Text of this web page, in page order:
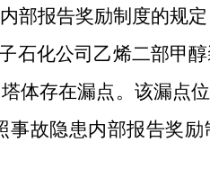
部报告奖励制度的规定
石化公司乙烯二部甲
体存在漏点。该漏点
故隐患内部报告奖